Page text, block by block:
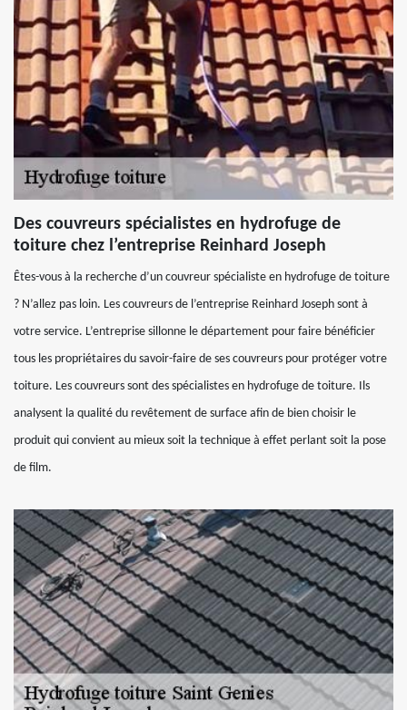
Des couvreurs spécialistes en hydrofuge de
toiture chez l’entreprise Reinhard Joseph
Êtes-vous à la recherche d’un couvreur spécialiste en hydrofuge de toiture
? N’allez pas loin. Les couvreurs de l’entreprise Reinhard Joseph sont à
votre service. L’entreprise sillonne le département pour faire bénéficier
tous les propriétaires du savoir-faire de ses couvreurs pour protéger votre
toiture. Les couvreurs sont des spécialistes en hydrofuge de toiture. Ils
analysent la qualité du revêtement de surface afin de bien choisir le
produit qui convient au mieux soit la technique à effet perlant soit la pose
de film.